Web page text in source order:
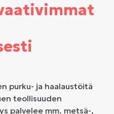
purku- ja haalaustöitä
teollisuuden
palvelee mm. metsä-,